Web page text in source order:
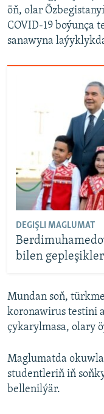
öň, olar
COVID-19 boýunça
sanawyna
DEGIŞLI MAGLUMAT
bilen
Mundan soň,
koronawirus testini
çykarylmasa, olary
Maglumatda
studentleriň iň
bellenilýär.